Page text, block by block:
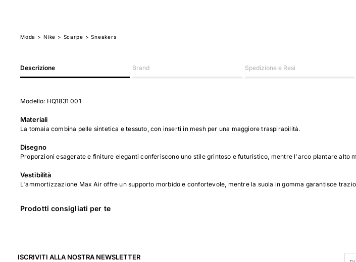
Moda > Nike > Scarpe > Sneakers
Descrizione Brand Spedizione e Resi
Modello: HQ1831 001
Materiali
La tomaia combina pelle sintetica e tessuto, con inserti in mesh per una maggiore traspirabilità.
Disegno
Proporzioni esagerate e finiture eleganti conferiscono uno stile grintoso e futuristico, mentre l'arco plantare alto
Vestibilità
L'ammortizzazione Max Air offre un supporto morbido e confortevole, mentre la suola in gomma garantisce
Prodotti consigliati per te
ISCRIVITI ALLA NOSTRA NEWSLETTER